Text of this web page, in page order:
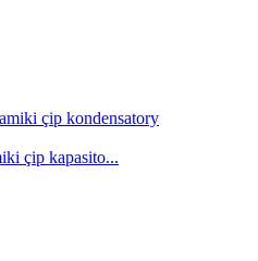
çip kapasito...